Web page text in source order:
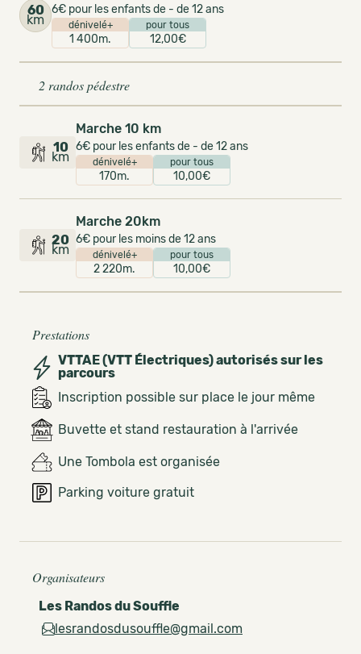
60
km
6€ pour les enfants de - de 12 ans
dénivelé+
1 400m.
pour tous
12,00€
2 randos pédestre
10
km
Marche 10 km
6€ pour les enfants de - de 12 ans
dénivelé+
170m.
pour tous
10,00€
20
km
Marche 20km
6€ pour les moins de 12 ans
dénivelé+
2 220m.
pour tous
10,00€
Prestations
VTTAE (VTT Électriques) autorisés sur les
parcours
Inscription possible sur place le jour même
Buvette et stand restauration à l'arrivée
Une Tombola est organisée
Parking voiture gratuit
Organisateurs
Les Randos du Souffle
lesrandosdusouffle@gmail.com